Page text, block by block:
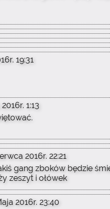
19:31
1:13
2016r. 22:21
gang zboków będzie
zeszyt i ołówek
2016r. 23:40